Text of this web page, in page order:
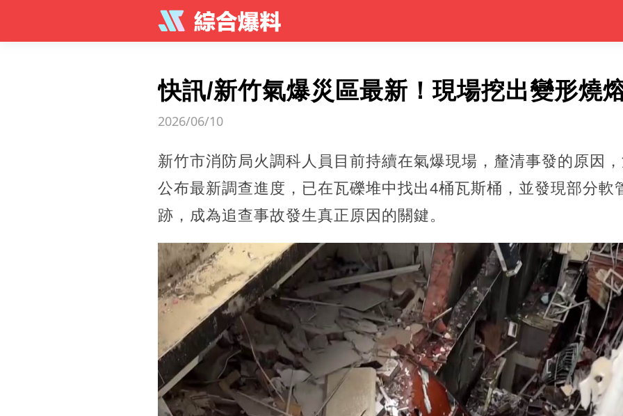
快訊/新竹氣爆災區最新！現場挖出變形燒
2026/06/10
新竹市消防局火調科人員目前持續在氣爆現場，釐清事發的原因
公布最新調查進度，已在瓦礫堆中找出4桶瓦斯桶，並發現部分軟
跡，成為追查事故發生真正原因的關鍵。